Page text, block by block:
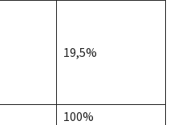
19,5%
100%